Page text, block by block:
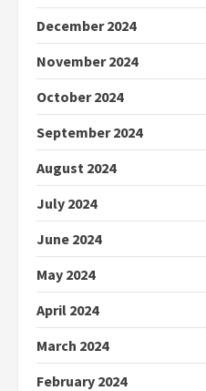
December 2024
November 2024
October 2024
September 2024
August 2024
July 2024
June 2024
May 2024
April 2024
March 2024
February 2024